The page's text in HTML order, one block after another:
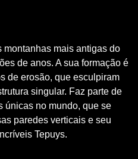
montanhas mais antigas do
de anos. A sua formação é
de erosão, que esculpiram
singular. Faz parte de
únicas no mundo, que se
paredes verticais e seu
Tepuys.